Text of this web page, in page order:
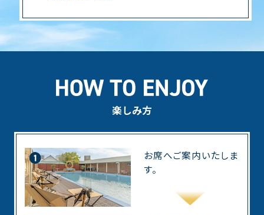
楽しみ方
お席へご案内いたしま
す。